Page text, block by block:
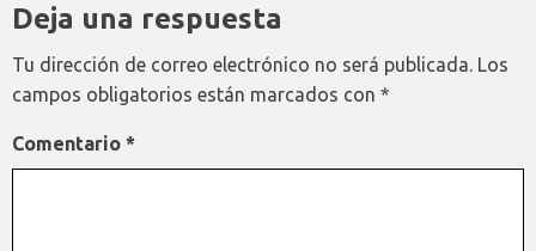
Deja una respuesta
Tu dirección de correo electrónico no será publicada. Los
campos obligatorios están marcados con *
Comentario *